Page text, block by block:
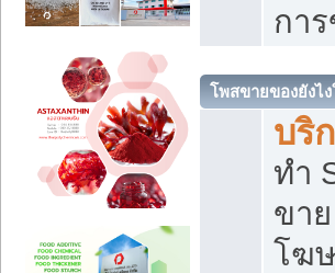
กา
โพสขายของยังไ
บริ
ทำ
ขา
โฆ